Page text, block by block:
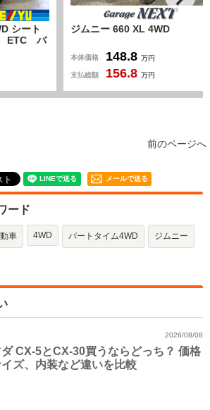
ジムニー 660 XC
ビ/Bluetooth/CD/
クルーズコントロー
ングスイッチ/衝突軽
ウンヒルアシスト/シ
本体価格 195.0
支払総額 198.8
XL 4WD
前のページへ
メールで送る
ード
車 4WD パートタイム4WD ジムニー
CX-5とCX-30買うならどっち？ 価格
ズ、内装など違いを比較
2026/08/08